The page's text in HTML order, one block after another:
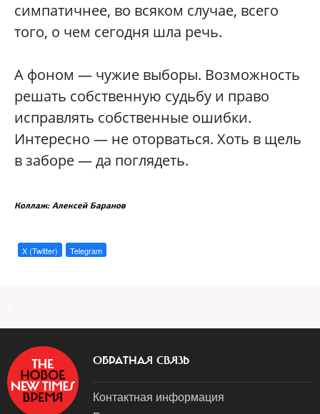
симпатичнее, во всяком случае, всего
того, о чем сегодня шла речь.
А фоном — чужие выборы. Возможность
решать собственную судьбу и право
исправлять собственные ошибки.
Интересно — не оторваться. Хоть в щель
в заборе — да поглядеть.
Коллаж: Алексей Баранов
X (Twitter) Telegram
ОБРАТНАЯ СВЯЗЬ
Контактная информация